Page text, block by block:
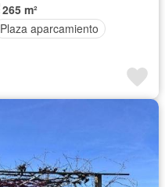
265 m²
Plaza aparcamiento